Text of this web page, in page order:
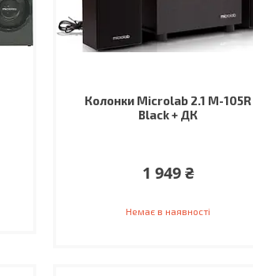
Колонки Microlab 2.1 M-105R
Black + ДК
1 949 ₴
Немає в наявності